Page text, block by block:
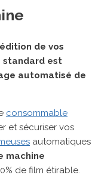
de vos
standard est
automatisé de
consommable
et sécuriser vos
automatiques
machine
de film étirable.
Strapack